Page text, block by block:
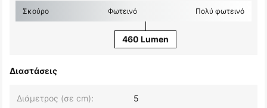
Σκούρο Φωτεινό Πολύ φωτεινό
460 Lumen
Διαστάσεις
Διάμετρος (σε cm): 5